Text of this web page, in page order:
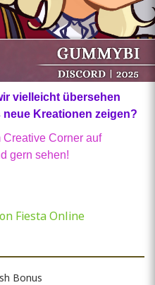
vielleicht übersehen
Kreationen zeigen?
Creative Corner auf
gern sehen!
Fiesta Online
Bonus